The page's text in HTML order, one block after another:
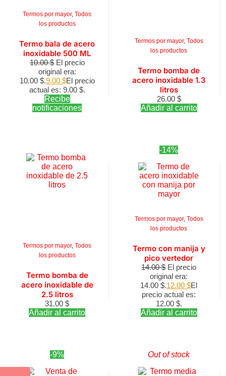
Termos por mayor,Todos
los productos
Termo bala de acero
inoxidable 500 ML
10.00$ El precio
original era:
10.00 $.9.00 $El precio
actual es: 9.00 $.
Recibe
notificaciones
Termos por mayor, Todos
los productos
Termo bomba de
acero inoxidable 1.3
litros
26.00 $
Añadir al carrito
Termos por mayor,Todos
los productos
Termo bomba de
acero inoxidable de
2.5 litros
31.00$
Añadir al carrito
-14%
Termos por mayor, Todos
los productos
Termo con manija y
pico vertedor
14.00$ El precio
original era:
14.00 $.12.00$El
precio actual es:
12.00 $.
Añadir al carrito
-9% Out of stock